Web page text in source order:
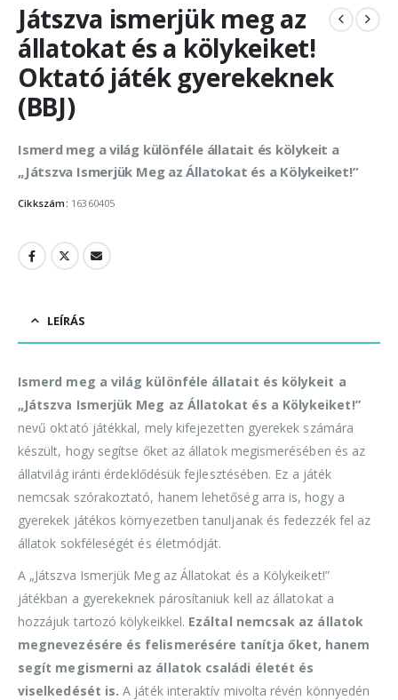
Játszva ismerjük meg az
állatokat és a kölykeiket!
Oktató játék gyerekeknek
(BBJ)
Ismerd meg a világ különféle állatait és kölykeit a
„Játszva Ismerjük Meg az Állatokat és a Kölykeiket!”
Cikkszám: 16360405
LEÍRÁS
Ismerd meg a világ különféle állatait és kölykeit a
„Játszva Ismerjük Meg az Állatokat és a Kölykeiket!”
nevű oktató játékkal, mely kifejezetten gyerekek számára
készült, hogy segítse őket az állatok megismerésében és az
állatvilág iránti érdeklődésük fejlesztésében. Ez a játék
nemcsak szórakoztató, hanem lehetőség arra is, hogy a
gyerekek játékos környezetben tanuljanak és fedezzék fel az
állatok sokféleségét és életmódját.
A „Játszva Ismerjük Meg az Állatokat és a Kölykeiket!”
játékban a gyerekeknek párosítaniuk kell az állatokat a
hozzájuk tartozó kölykeikkel. Ezáltal nemcsak az állatok
megnevezésére és felismerésére tanítja őket, hanem
segít megismerni az állatok családi életét és
viselkedését is. A játék interaktív mivolta révén könnyedén